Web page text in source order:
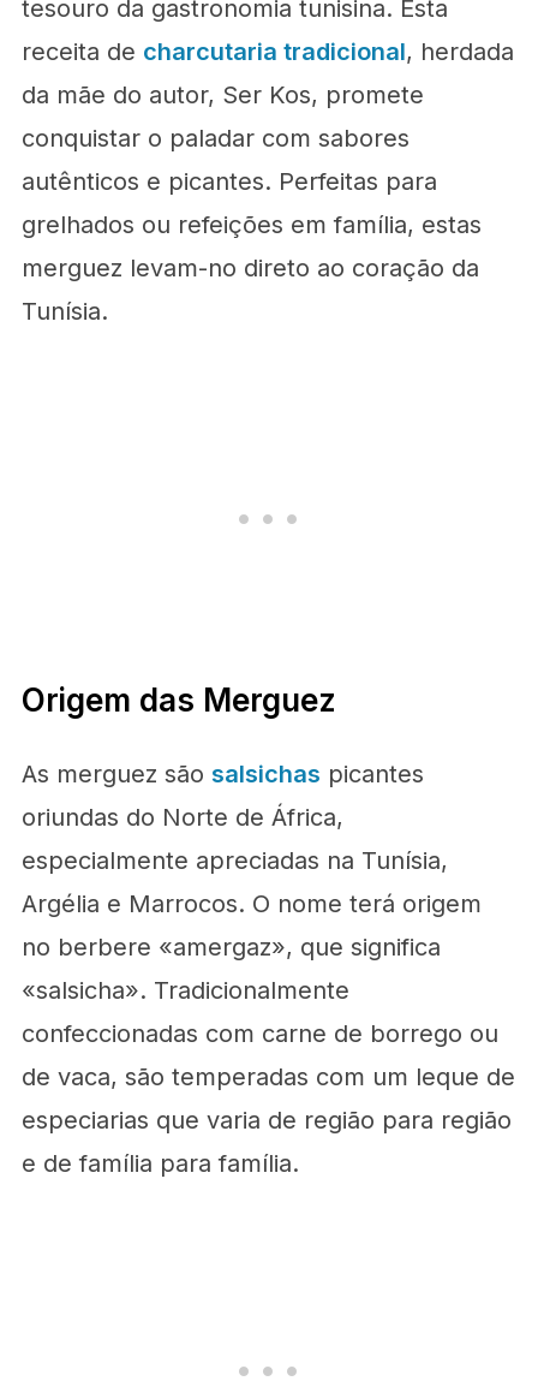
tesouro da gastronomia tunisina. Esta
receita de charcutaria tradicional, herdada
da mãe do autor, Ser Kos, promete
conquistar o paladar com sabores
autênticos e picantes. Perfeitas para
grelhados ou refeições em família, estas
merguez levam-no direto ao coração da
Tunísia.
Origem das Merguez
As merguez são salsichas picantes
oriundas do Norte de África,
especialmente apreciadas na Tunísia,
Argélia e Marrocos. O nome terá origem
no berbere «amergaz», que significa
«salsicha». Tradicionalmente
confeccionadas com carne de borrego ou
de vaca, são temperadas com um leque de
especiarias que varia de região para região
e de família para família.